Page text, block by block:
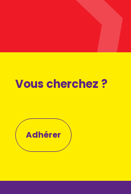
Vous cherchez ?
Adhérer